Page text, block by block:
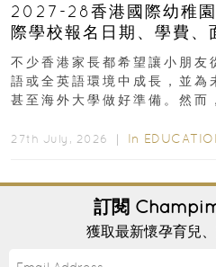
2027-28香港國際幼稚
際學校報名日期、學費、
不少香港家長都希望讓小朋友
語或全英語環境中成長，並為
甚至海外大學做好準備。然而
27th July, 2026 ｜ In
訂閱
獲取最新懷孕育兒